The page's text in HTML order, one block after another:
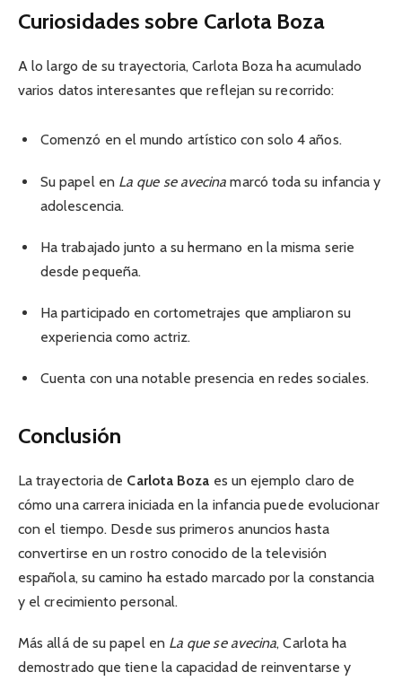
Curiosidades sobre Carlota Boza
A lo largo de su trayectoria, Carlota Boza ha acumulado
varios datos interesantes que reflejan su recorrido:
Comenzó en el mundo artístico con solo 4 años.
Su papel en La que se avecina marcó toda su infancia y
adolescencia.
Ha trabajado junto a su hermano en la misma serie
desde pequeña.
Ha participado en cortometrajes que ampliaron su
experiencia como actriz.
Cuenta con una notable presencia en redes sociales.
Conclusión
La trayectoria de Carlota Boza es un ejemplo claro de
cómo una carrera iniciada en la infancia puede evolucionar
con el tiempo. Desde sus primeros anuncios hasta
convertirse en un rostro conocido de la televisión
española, su camino ha estado marcado por la constancia
y el crecimiento personal.
Más allá de su papel en La que se avecina, Carlota ha
demostrado que tiene la capacidad de reinventarse y